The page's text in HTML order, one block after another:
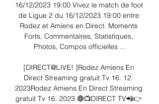
16/12/2023 19:00 Vivez le match de foot
de Ligue 2 du 16/12/2023 19:00 entre
Rodez et Amiens en Direct. Moments
Forts, Commentaires, Statistiques,
Photos, Compos officielles ...
[DIRECT@LIVE! ]Rodez Amiens En
Direct Streaming gratuit Tv 16. 12.
2023Rodez Amiens En Direct Streaming
gratuit Tv 16. 2023 🔴📺DIRECT TV📲👉